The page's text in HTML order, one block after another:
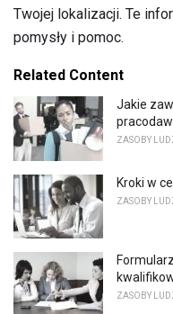
Twojej lokalizacji. Te
pomysły i pomoc.
Related Content
Jakie
ZASOBY
Kroki w
ZASOBY
ZASOBY